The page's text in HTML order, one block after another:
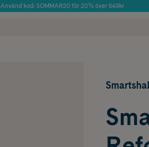
Använd kod: SOMMAR20 för 20% över 649kr